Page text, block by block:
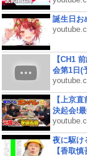
誕生日
【CH1
会第1日(
【上京
決起会!
夜に駆け
【香取慎